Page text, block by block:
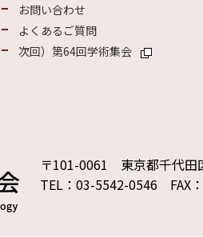
お問い合わせ
よくあるご質問
次回）第64回学術集会
〒101-0061 東京都千代田
TEL：03-5542-0546 FAX